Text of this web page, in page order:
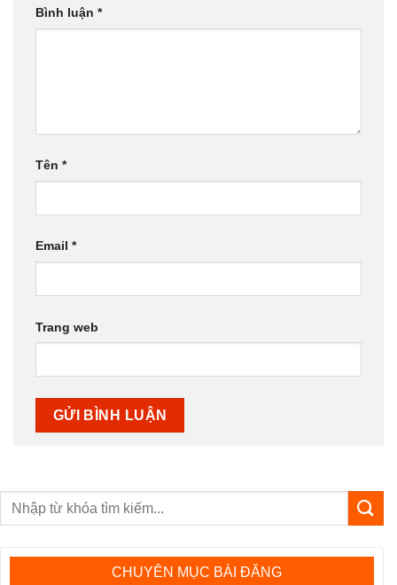
Bình luận *
Tên *
Email *
Trang web
CHUYÊN MỤC BÀI ĐĂNG